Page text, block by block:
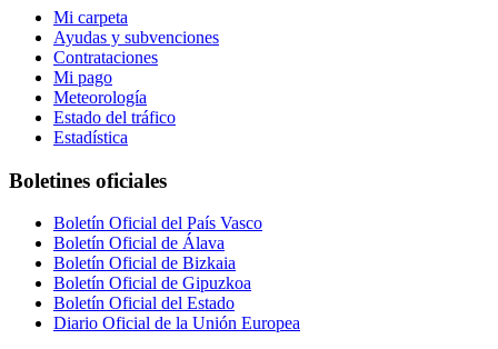
Mi carpeta
Ayudas y subvenciones
Contrataciones
Mi pago
Meteorología
Estado del tráfico
Estadística
Boletines oficiales
Boletín Oficial del País Vasco
Boletín Oficial de Álava
Boletín Oficial de Bizkaia
Boletín Oficial de Gipuzkoa
Boletín Oficial del Estado
Diario Oficial de la Unión Europea